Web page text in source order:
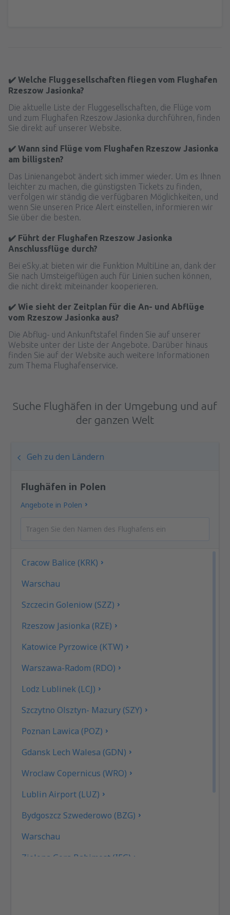
✔️ Welche Fluggesellschaften fliegen vom Flughafen
Rzeszow Jasionka?
Die aktuelle Liste der Fluggesellschaften, die Flüge vom
und zum Flughafen Rzeszow Jasionka durchführen, finden
Sie direkt auf unserer Website.
✔️ Wann sind Flüge vom Flughafen Rzeszow Jasionka
am billigsten?
Das Linienangebot ändert sich immer wieder. Um es Ihnen
leichter zu machen, die günstigsten Tickets zu finden,
verfolgen wir ständig die verfügbaren Möglichkeiten, und
wenn Sie unseren Price Alert einstellen, informieren wir
Sie über die besten.
✔️ Führt der Flughafen Rzeszow Jasionka
Anschlussflüge durch?
Bei eSky.at bieten wir die Funktion MultiLine an, dank der
Sie nach Umsteigeflügen auch für Linien suchen können,
die nicht direkt miteinander kooperieren.
✔️ Wie sieht der Zeitplan für die An- und Abflüge
vom Rzeszow Jasionka aus?
Die Abflug- und Ankunftstafel finden Sie auf unserer
Website unter der Liste der Angebote. Darüber hinaus
finden Sie auf der Website auch weitere Informationen
zum Thema Flughafenservice.
Suche Flughäfen in der Umgebung und auf
der ganzen Welt
Geh zu den Ländern
Flughäfen in Polen
Angebote in Polen
Cracow Balice (KRK)
Warschau
Szczecin Goleniow (SZZ)
Rzeszow Jasionka (RZE)
Katowice Pyrzowice (KTW)
Warszawa-Radom (RDO)
Lodz Lublinek (LCJ)
Szczytno Olsztyn- Mazury (SZY)
Poznan Lawica (POZ)
Gdansk Lech Walesa (GDN)
Wroclaw Copernicus (WRO)
Lublin Airport (LUZ)
Bydgoszcz Szwederowo (BZG)
Warschau
Zielona Gora Babimost (IEG)